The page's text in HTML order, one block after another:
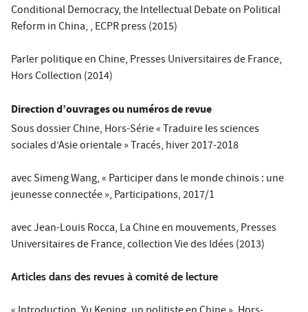
Conditional Democracy,the Intellectual Debate on Political
Reform in China, , ECPR press (2015)
Parler politique en Chine, Presses Universitaires de France,
Hors Collection (2014)
Direction d’ouvrages ou numéros de revue
Sous dossier Chine, Hors-Série « Traduire les sciences
sociales d’Asie orientale »Tracés, hiver 2017-2018
avec Simeng Wang, « Participer dans le monde chinois : une
jeunesse connectée », Participations, 2017/1
avec Jean-Louis Rocca, La Chine en mouvements, Presses
Universitaires de France, collection Vie des Idées (2013)
Articles dans des revues à comité de lecture